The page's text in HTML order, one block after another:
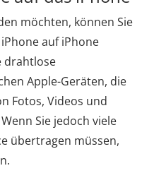
möchten, können Sie
auf iPhone
drahtlose
Apple-Geräten, die
Fotos, Videos und
Sie jedoch viele
übertragen müssen,